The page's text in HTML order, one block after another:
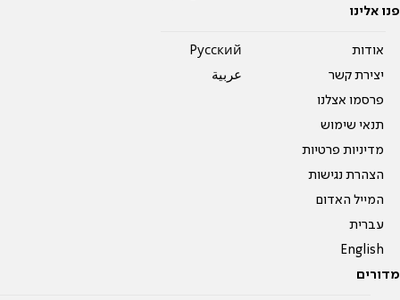
פנו אלינו
אודות
יצירת קשר
פרסמו אצלנו
תנאי שימוש
מדיניות פרטיות
הצהרת נגישות
המייל האדום
עברית
English
Pусский
عربية
מדורים